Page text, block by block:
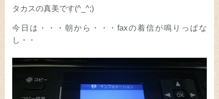
タカスの真美です(^_^;)
今日は・・・朝から・・・faxの着信が鳴りっぱな
し・・